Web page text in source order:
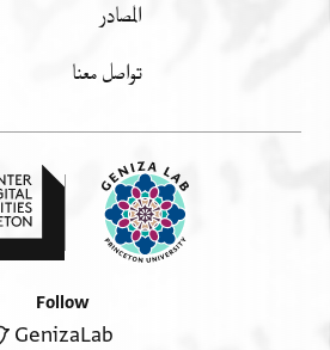
المصادر
تواصل معنا
Follow
GenizaLab